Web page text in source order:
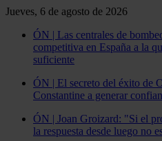
Jueves, 6 de agosto de 2026
ÓN | Las centrales de
competitiva en España a la
suficiente
ÓN | El secreto del éxito de
Constantine a generar
ÓN | Joan Groizard: "Si el
la respuesta desde luego no